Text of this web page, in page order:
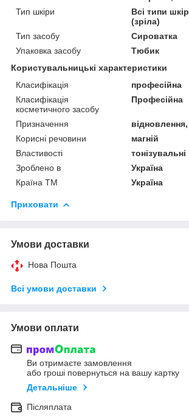
Тип шкіри
Всі типи
(зріла)
Тип засобу
Сироватка
Упаковка засобу
Тюбик
Користувальницькі характеристики
Класифікація
професійна
Класифікація
косметичного засобу
Професійна
Призначення
Корисні речовини
магній
Властивості
тонізувальні
Зроблено в
Україна
Країна ТМ
Україна
Приховати
Умови доставки
Нова Пошта
Всі умови доставки
Умови оплати
Ви отримаєте замовлення
або гроші повернуться на вашу картку
Детальніше
Післяплата